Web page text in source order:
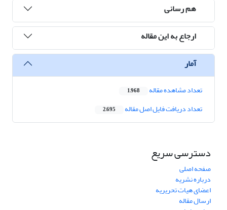
هم رسانی
ارجاع به این مقاله
آمار
تعداد مشاهده مقاله 1,968
تعداد دریافت فایل اصل مقاله 2,695
دسترسی سریع
صفحه اصلی
درباره نشریه
اعضای هیات تحریریه
ارسال مقاله